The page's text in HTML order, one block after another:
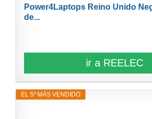
Power4Laptops Reino Unido
de...
ir a REELEC
EL 5º MÁS VENDIDO